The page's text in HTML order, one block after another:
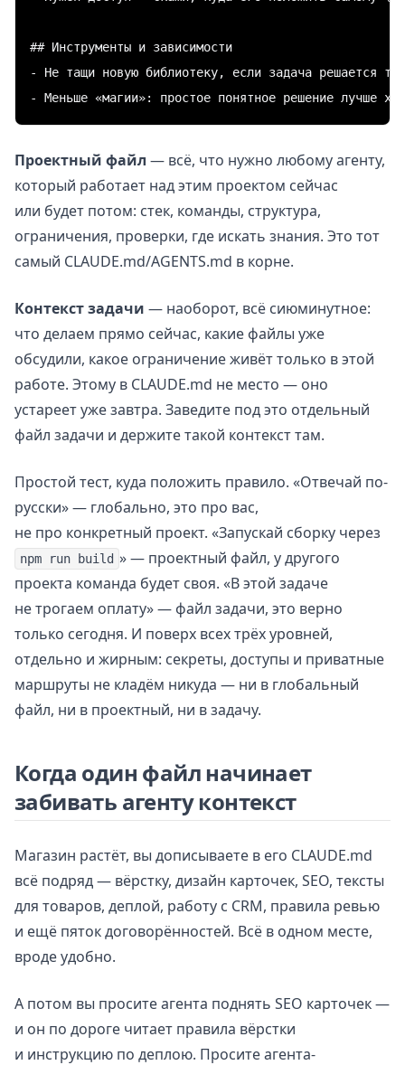
## Инструменты и зависимости
- Не тащи новую библиотеку, если задача решается
Проектный файл — всё, что нужно любому агенту,
который работает над этим проектом сейчас
или будет потом: стек, команды, структура,
ограничения, проверки, где искать знания. Это тот
самый CLAUDE.md/AGENTS.md в корне.
Контекст задачи — наоборот, всё сиюминутное:
что делаем прямо сейчас, какие файлы уже
обсудили, какое ограничение живёт только в этой
работе. Этому в CLAUDE.md не место — оно
устареет уже завтра. Заведите под это отдельный
файл задачи и держите такой контекст там.
Простой тест, куда положить правило. «Отвечай по-
русски» — глобально, это про вас,
не про конкретный проект. «Запускай сборку через
npm run build » — проектный файл, у другого
проекта команда будет своя. «В этой задаче
не трогаем оплату» — файл задачи, это верно
только сегодня. И поверх всех трёх уровней,
отдельно и жирным: секреты, доступы и приватные
маршруты не кладём никуда — ни в глобальный
файл, ни в проектный, ни в задачу.
Когда один файл начинает
забивать агенту контекст
Магазин растёт, вы дописываете в его CLAUDE.md
всё подряд — вёрстку, дизайн карточек, SEO, тексты
для товаров, деплой, работу с CRM, правила ревью
и ещё пяток договорённостей. Всё в одном месте,
вроде удобно.
А потом вы просите агента поднять SEO карточек —
и он по дороге читает правила вёрстки
и инструкцию по деплою. Просите агента-